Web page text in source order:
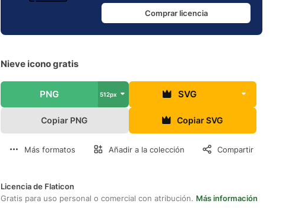
Comprar licencia
Nieve icono gratis
PNG 512px SVG
Copiar PNG Copiar SVG
Más formatos Añadir a la colección Compartir
Licencia de Flaticon
Gratis para uso personal o comercial con atribución. Más información